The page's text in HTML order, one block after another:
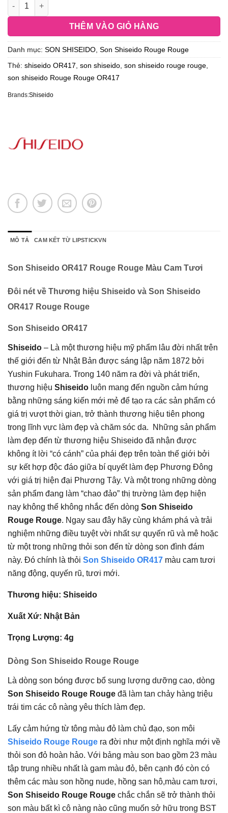
THÊM VÀO GIỎ HÀNG
Danh mục: SON SHISEIDO Son Shiseido Rouge Rouge
Thẻ: shiseido OR417 son shiseido son shiseido rouge rouge
son shiseido Rouge Rouge OR417
Brands:Shiseido
MÔ TẢ CAM KẾT TỪ LIPSTICKVN
Son Shiseido OR417 Rouge Rouge Màu Cam Tươi
Đôi nét về Thương hiệu Shiseido và Son Shiseido
OR417 Rouge Rouge
Son Shiseido OR417
Shiseido – Là một thương hiệu mỹ phẩm lâu đời nhất trên
thế giới đến từ Nhật Bản được sáng lập năm 1872 bởi
Yushin Fukuhara. Trong 140 năm ra đời và phát triển,
thương hiệu Shiseido luôn mang đến nguồn cảm hứng
bằng những sáng kiến mới mẻ để tạo ra các sản phẩm có
giá trị vượt thời gian, trở thành thương hiệu tiên phong
trong lĩnh vực làm đẹp và chăm sóc da. Những sản phẩm
làm đẹp đến từ thương hiệu Shiseido đã nhận được
không ít lời “có cánh” của phái đẹp trên toàn thế giới bởi
sự kết hợp độc đáo giữa bí quyết làm đẹp Phương Đông
với giá trị hiện đại Phương Tây. Và một trong những dòng
sản phẩm đang làm “chao đảo” thị trường làm đẹp hiện
nay không thể không nhắc đến dòng Son Shiseido
Rouge Rouge. Ngay sau đây hãy cùng khám phá và trải
nghiệm những điều tuyệt vời nhất sự quyến rũ và mê hoặc
từ một trong những thỏi son đến từ dòng son đình đám
này. Đó chính là thỏi Son Shiseido OR417 màu cam tươi
năng động, quyến rũ, tươi mới.
Thương hiệu: Shiseido
Xuất Xứ: Nhật Bản
Trọng Lượng: 4g
Dòng Son Shiseido Rouge Rouge
Là dòng son bóng được bổ sung lượng dưỡng cao, dòng
Son Shiseido Rouge Rouge đã làm tan chảy hàng triệu
trái tim các cô nàng yêu thích làm đẹp.
Lấy cảm hứng từ tông màu đỏ làm chủ đạo, son môi
Shiseido Rouge Rouge ra đời như một định nghĩa mới về
thỏi son đỏ hoàn hảo. Với bảng màu son bao gồm 23 màu
tập trung nhiều nhất là gam màu đỏ, bên cạnh đó còn có
thêm các màu son hồng nude, hồng san hô,màu cam tươi,
Son Shiseido Rouge Rouge chắc chắn sẽ trở thành thỏi
son màu bất kì cô nàng nào cũng muốn sở hữu trong BST